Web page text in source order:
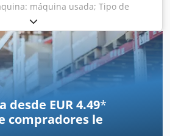
máquina usada; Tipo de
de fertilización / sinfín de
Ncfqj Aqvja
desde EUR 4.49*
compradores le